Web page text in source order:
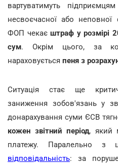
вартуватимуть
несвоєчасної або
ФОП чекаєштраф у розмірі
сум. Окрім цього, за
нараховується пеня з
Ситуація стає ще
заниження зобов'язань у
донарахування суми ЄСВ
кожен звітний період, який
платежу. Паралельно
відповідальність: за